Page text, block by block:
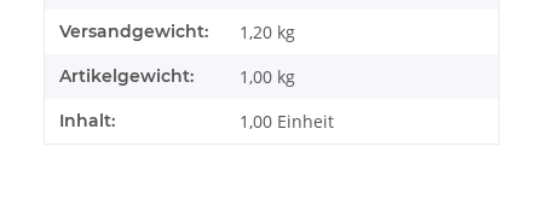
Versandgewicht: 1,20 kg
Artikelgewicht: 1,00 kg
Inhalt: 1,00 Einheit